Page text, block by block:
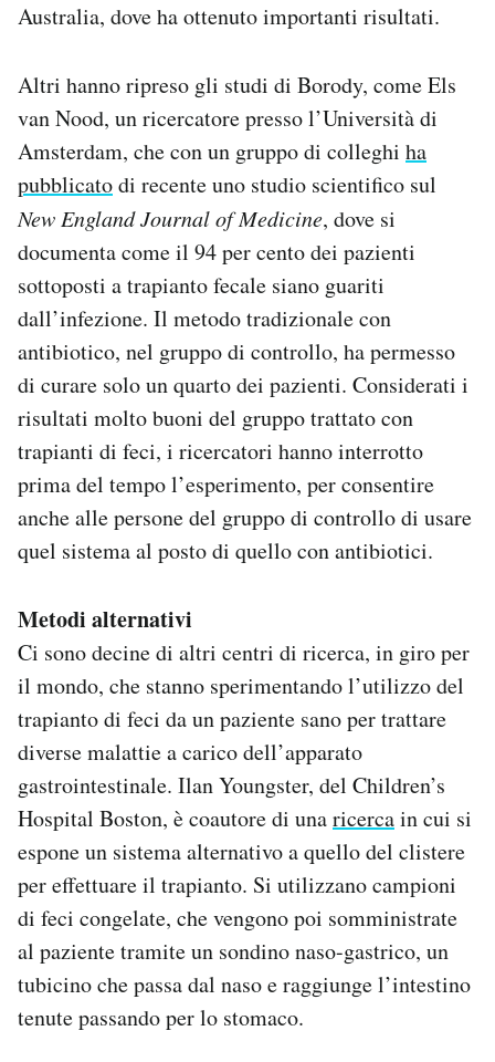
Australia, dove ha ottenuto importanti risultati.
Altri hanno ripreso gli studi di Borody, come Els
van Nood, un ricercatore presso l’Università di
Amsterdam, che con un gruppo di colleghi ha
pubblicatodi recente uno studio scientifico sul
New England Journal of Medicine, dove si
documenta come il 94 per cento dei pazienti
sottoposti a trapianto fecale siano guariti
dall’infezione. Il metodo tradizionale con
antibiotico, nel gruppo di controllo, ha permesso
di curare solo un quarto dei pazienti. Considerati i
risultati molto buoni del gruppo trattato con
trapianti di feci, i ricercatori hanno interrotto
prima del tempo l’esperimento, per consentire
anche alle persone del gruppo di controllo di usare
quel sistema al posto di quello con antibiotici.
Metodi alternativi
Ci sono decine di altri centri di ricerca, in giro per
il mondo, che stanno sperimentando l’utilizzo del
trapianto di feci da un paziente sano per trattare
diverse malattie a carico dell’apparato
gastrointestinale. Ilan Youngster, del Children’s
Hospital Boston, è coautore di unaricercain cui si
espone un sistema alternativo a quello del clistere
per effettuare il trapianto. Si utilizzano campioni
di feci congelate, che vengono poi somministrate
al paziente tramite un sondino naso-gastrico, un
tubicino che passa dal naso e raggiunge l’intestino
tenute passando per lo stomaco.